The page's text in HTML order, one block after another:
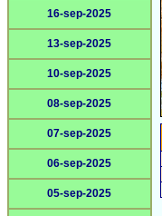
16-sep-2025
13-sep-2025
10-sep-2025
08-sep-2025
07-sep-2025
06-sep-2025
05-sep-2025